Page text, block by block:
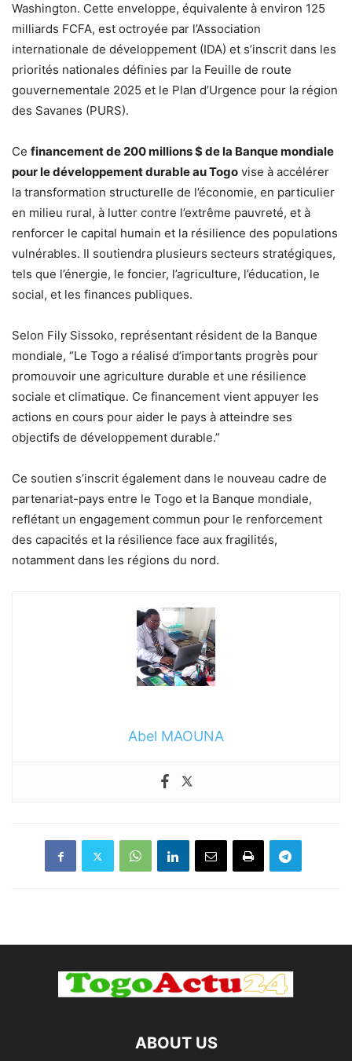
Washington. Cette enveloppe, équivalente à environ 125
milliards FCFA, est octroyée par l’Association
internationale de développement (IDA) et s’inscrit dans les
priorités nationales définies par la Feuille de route
gouvernementale 2025 et le Plan d’Urgence pour la région
des Savanes (PURS).
Ce financement de 200 millions $ de la Banque mondiale
pour le développement durable au Togo vise à accélérer
la transformation structurelle de l’économie, en particulier
en milieu rural, à lutter contre l’extrême pauvreté, et à
renforcer le capital humain et la résilience des populations
vulnérables. Il soutiendra plusieurs secteurs stratégiques,
tels que l’énergie, le foncier, l’agriculture, l’éducation, le
social, et les finances publiques.
Selon Fily Sissoko, représentant résident de la Banque
mondiale, “Le Togo a réalisé d’importants progrès pour
promouvoir une agriculture durable et une résilience
sociale et climatique. Ce financement vient appuyer les
actions en cours pour aider le pays à atteindre ses
objectifs de développement durable.”
Ce soutien s’inscrit également dans le nouveau cadre de
partenariat-pays entre le Togo et la Banque mondiale,
reflétant un engagement commun pour le renforcement
des capacités et la résilience face aux fragilités,
notamment dans les régions du nord.
Abel MAOUNA
ABOUT US